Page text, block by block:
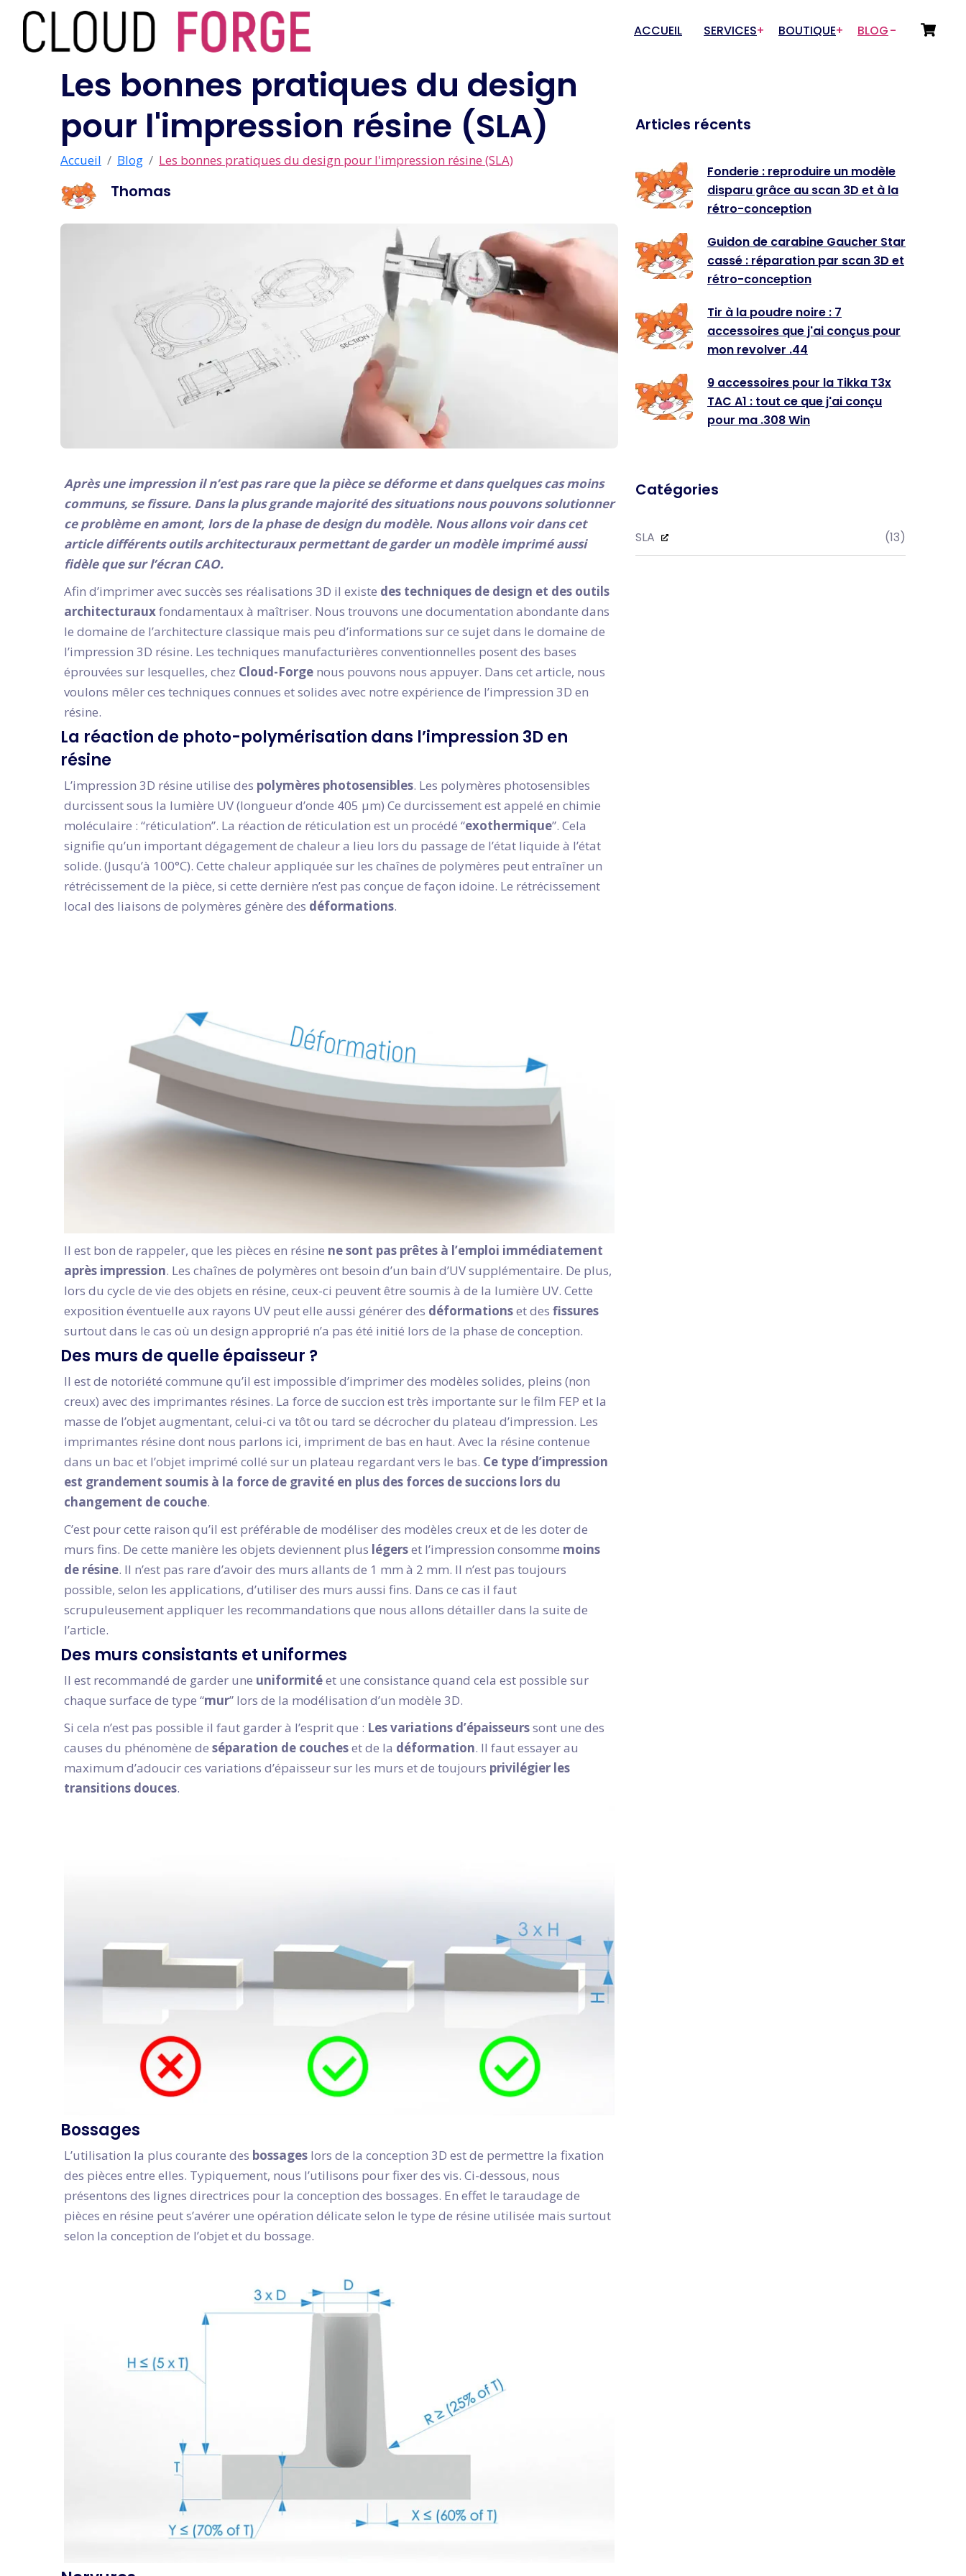
ACCUEIL SERVICES
Fabrication additive
Rétro-conception pour
Sous-traitance rétro-
conception
BOUTIQUE
Auto / Moto / Garage
Art et Artisanat
Innovations / Outillage
BLOG
Les bonnes pratiques du design
pour l'impression résine (SLA)
Accueil Blog Les bonnes pratiques du design pour l'impression résine (SLA)
Thomas
Après une impression il n’est pas rare que la pièce se déforme et dans quelques cas moins
communs, se fissure. Dans la plus grande majorité des situations nous pouvons solutionner
ce problème en amont, lors de la phase de design du modèle. Nous allons voir dans cet
article différents outils architecturaux permettant de garder un modèle imprimé aussi
fidèle que sur l’écran CAO.
Afin d’imprimer avec succès ses réalisations 3D il existe des techniques de design et des outils
architecturauxfondamentaux à maîtriser. Nous trouvons une documentation abondante dans
le domaine de l’architecture classique mais peu d’informations sur ce sujet dans le domaine de
l’impression 3D résine. Les techniques manufacturières conventionnelles posent des bases
éprouvées sur lesquelles, chez Cloud-Forge nous pouvons nous appuyer. Dans cet article, nous
voulons mêler ces techniques connues et solides avec notre expérience de l’impression 3D en
résine.
La réaction de photo-polymérisation dans l’impression 3D en
résine
L’impression 3D résine utilise des polymères photosensibles. Les polymères photosensibles
durcissent sous la lumière UV (longueur d’onde 405 µm) Ce durcissement est appelé en chimie
moléculaire : “réticulation”. La réaction de réticulation est un procédé “exothermique”. Cela
signifie qu’un important dégagement de chaleur a lieu lors du passage de l’état liquide à l’état
solide. (Jusqu’à 100°C). Cette chaleur appliquée sur les chaînes de polymères peut entraîner un
rétrécissement de la pièce, si cette dernière n’est pas conçue de façon idoine. Le rétrécissement
local des liaisons de polymères génère des déformations.
Il est bon de rappeler, que les pièces en résine ne sont pas prêtes à l’emploi immédiatement
après impression. Les chaînes de polymères ont besoin d’un bain d’UV supplémentaire. De plus,
lors du cycle de vie des objets en résine, ceux-ci peuvent être soumis à de la lumière UV. Cette
exposition éventuelle aux rayons UV peut elle aussi générer des déformationset des fissures
surtout dans le cas où un design approprié n’a pas été initié lors de la phase de conception.
Des murs de quelle épaisseur ?
Il est de notoriété commune qu’il est impossible d’imprimer des modèles solides, pleins (non
creux) avec des imprimantes résines. La force de succion est très importante sur le film FEP et la
masse de l’objet augmentant, celui-ci va tôt ou tard se décrocher du plateau d’impression. Les
imprimantes résine dont nous parlons ici, impriment de bas en haut. Avec la résine contenue
dans un bac et l’objet imprimé collé sur un plateau regardant vers le bas. Ce type d’impression
est grandement soumis à la force de gravité en plus des forces de succions lors du
changement de couche.
C’est pour cette raison qu’il est préférable de modéliser des modèles creux et de les doter de
murs fins. De cette manière les objets deviennent plus légerset l’impression consomme moins
de résine. Il n’est pas rare d’avoir des murs allants de 1 mm à 2 mm. Il n’est pas toujours
possible, selon les applications, d’utiliser des murs aussi fins. Dans ce cas il faut
scrupuleusement appliquer les recommandations que nous allons détailler dans la suite de
l’article.
Des murs consistants et uniformes
Il est recommandé de garder une uniformitéet une consistance quand cela est possible sur
chaque surface de type “mur” lors de la modélisation d’un modèle 3D.
Si cela n’est pas possible il faut garder à l’esprit que : Les variations d’épaisseurssont une des
causes du phénomène de séparation de coucheset de la déformation. Il faut essayer au
maximum d’adoucir ces variations d’épaisseur sur les murs et de toujours privilégier les
transitions douces.
Bossages
L’utilisation la plus courante des bossages lors de la conception 3D est de permettre la fixation
des pièces entre elles. Typiquement, nous l’utilisons pour fixer des vis. Ci-dessous, nous
présentons des lignes directrices pour la conception des bossages. En effet le taraudage de
pièces en résine peut s’avérer une opération délicate selon le type de résine utilisée mais surtout
selon la conception de l’objet et du bossage.
Articles récents
Fonderie : reproduire un modèle
disparu grâce au scan 3D et à la
rétro-conception
Guidon de carabine Gaucher Star
cassé : réparation par scan 3D et
rétro-conception
Tir à la poudre noire : 7
accessoires que j'ai conçus pour
mon revolver .44
9 accessoires pour la Tikka T3x
TAC A1 : tout ce que j'ai conçu
pour ma .308 Win
Catégories
SLA (13)